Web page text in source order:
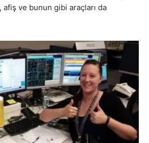
ve bunun gibi araçları da